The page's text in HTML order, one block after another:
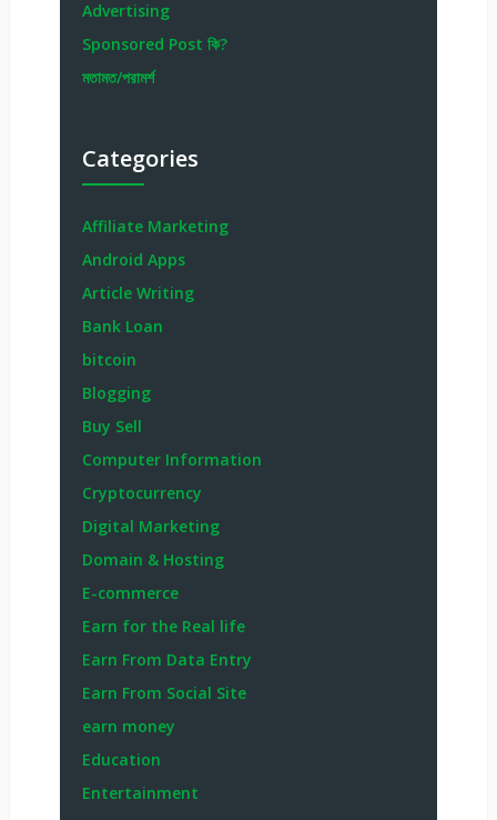
Advertising
Sponsored Post কি?
মতামত/পরামর্শ
Categories
Affiliate Marketing
Android Apps
Article Writing
Bank Loan
bitcoin
Blogging
Buy Sell
Computer Information
Cryptocurrency
Digital Marketing
Domain & Hosting
E-commerce
Earn for the Real life
Earn From Data Entry
Earn From Social Site
earn money
Education
Entertainment